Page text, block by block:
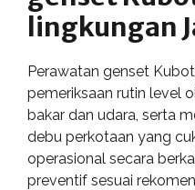
lingkungan
Perawatan genset
pemeriksaan rutin level
bakar dan udara, serta
debu perkotaan yang
operasional secara
preventif sesuai